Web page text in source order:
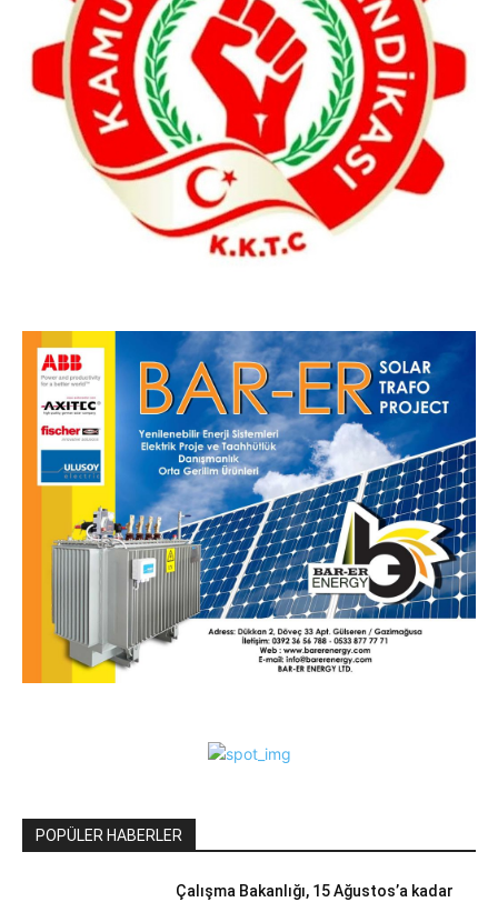
POPÜLER HABERLER
Çalışma Bakanlığı, 15 Ağustos’a kadar